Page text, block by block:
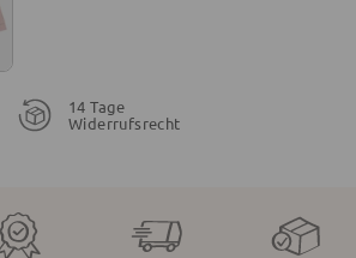
14 Tage
Widerrufsrecht